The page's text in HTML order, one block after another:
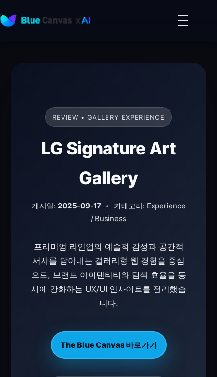
BLUECANVAS
메
뉴
기
REVIEW • GALLERY EXPERIENCE
LG Signature Art
Gallery
게시일: 2025-09-17 •
카테고리: Experience
/ Business
프리미엄 라인업의 예술적 감성과 공간적
서사를 담아내는 갤러리형 웹 경험을 중심
으로, 브랜드 아이덴티티와 탐색 효율을 동
시에 강화하는 UX/UI 인사이트를 정리했습
니다.
The Blue Canvas 바로가기